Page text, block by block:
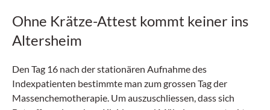
Ohne Krätze-Attest kommt keiner ins
Altersheim
Den Tag 16 nach der stationären Aufnahme des
Indexpatienten bestimmte man zum grossen Tag der
Massenchemotherapie. Um auszuschliessen, dass sich